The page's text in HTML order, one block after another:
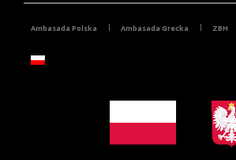
Ambasada Polska Ambasada Grecka ZBH